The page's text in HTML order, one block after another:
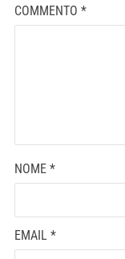
COMMENTO *
NOME *
EMAIL *